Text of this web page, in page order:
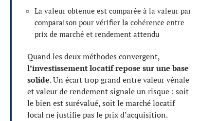
La valeur obtenue est comparée à la valeur par
comparaison pour vérifier la cohérence entre
prix de marché et rendement attendu
Quand les deux méthodes convergent,
l’investissement locatif repose sur une base
solide. Un écart trop grand entre valeur vénale
et valeur de rendement signale un risque : soit
le bien est surévalué, soit le marché locatif
local ne justifie pas le prix d’acquisition.